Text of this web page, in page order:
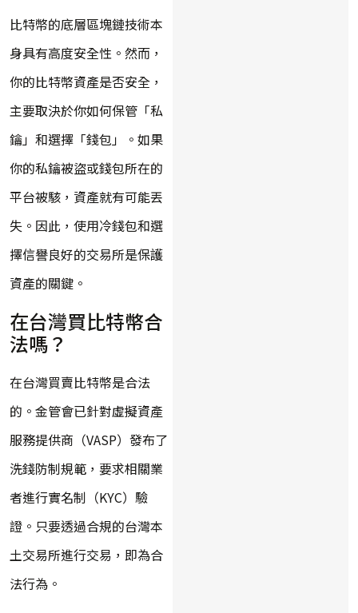
比特幣的底層區塊鏈技術本
身具有高度安全性。然而，
你的比特幣資產是否安全，
主要取決於你如何保管「私
鑰」和選擇「錢包」。如果
你的私鑰被盜或錢包所在的
平台被駭，資產就有可能丟
失。因此，使用冷錢包和選
擇信譽良好的交易所是保護
資產的關鍵。
在台灣買比特幣合
法嗎？
在台灣買賣比特幣是合法
的。金管會已針對虛擬資產
服務提供商（VASP）發布了
洗錢防制規範，要求相關業
者進行實名制（KYC）驗
證。只要透過合規的台灣本
土交易所進行交易，即為合
法行為。